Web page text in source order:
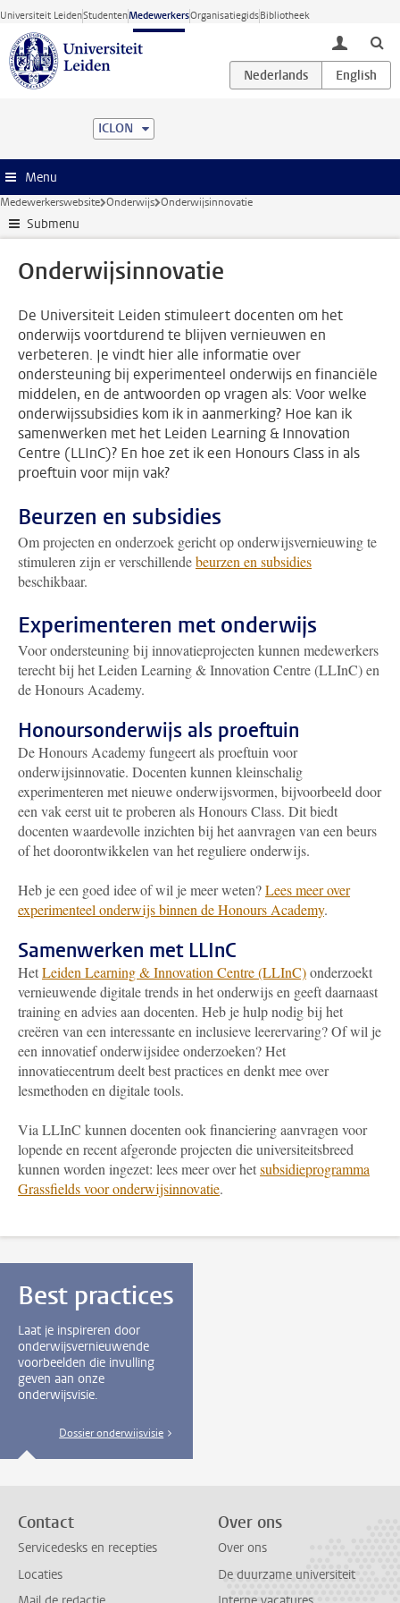
Ga direct naar de inhoud
Universiteit LeidenStudentenMedewerkersOrganisatiegidsBibliotheek
toggle
ICLON
Menu
Medewerkerswebsite Onderwijs Onderwijsinnovatie
Submenu
Onderwijsinnovatie
De Universiteit Leiden stimuleert docenten om het
onderwijs voortdurend te blijven vernieuwen en
verbeteren. Je vindt hier alle informatie over
ondersteuning bij experimenteel onderwijs en financiële
middelen, en de antwoorden op vragen als: Voor welke
onderwijssubsidies kom ik in aanmerking? Hoe kan ik
samenwerken met het Leiden Learning & Innovation
Centre (LLInC)? En hoe zet ik een Honours Class in als
proeftuin voor mijn vak?
Beurzen en subsidies
Om projecten en onderzoek gericht op onderwijsvernieuwing te
stimuleren zijn er verschillendebeurzen en subsidies
beschikbaar.
Experimenteren met onderwijs
Voor ondersteuning bij innovatieprojecten kunnen medewerkers
terecht bij het Leiden Learning & Innovation Centre (LLInC) en
de Honours Academy.
Honoursonderwijs als proeftuin
De Honours Academy fungeert als proeftuin voor
onderwijsinnovatie. Docenten kunnen kleinschalig
experimenteren met nieuwe onderwijsvormen, bijvoorbeeld door
een vak eerst uit te proberen als Honours Class. Dit biedt
docenten waardevolle inzichten bij het aanvragen van een beurs
of het doorontwikkelen van het reguliere onderwijs.
Heb je een goed idee of wil je meer weten?Lees meer over
experimenteel onderwijs binnen de Honours Academy.
Samenwerken met LLInC
HetLeiden Learning & Innovation Centre (LLInC)onderzoekt
vernieuwende digitale trends in het onderwijs en geeft daarnaast
training en advies aan docenten. Heb je hulp nodig bij het
creëren van een interessante en inclusieve leerervaring? Of wil je
een innovatief onderwijsidee onderzoeken? Het
innovatiecentrum deelt best practices en denkt mee over
lesmethoden en digitale tools.
Via LLInC kunnen docenten ook financiering aanvragen voor
lopende en recent afgeronde projecten die universiteitsbreed
kunnen worden ingezet: lees meer over hetsubsidieprogramma
Grassfields voor onderwijsinnovatie.
Best practices
Laat je inspireren door
onderwijsvernieuwende
voorbeelden die invulling
geven aan onze
onderwijsvisie.
Dossier onderwijsvisie
Contact
Servicedesks en recepties
Locaties
Over ons
Over ons
De duurzame universiteit